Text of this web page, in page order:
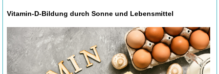
Vitamin-D-Bildung durch Sonne und Lebensmittel